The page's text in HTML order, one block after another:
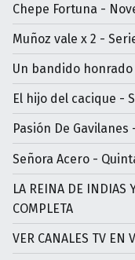
Chepe Fortuna -
Muñoz vale x 2 -
Un bandido
El hijo del cacique -
Pasión De
Señora Acero -
LA REINA DE INDIAS
COMPLETA
VER CANALES TV EN